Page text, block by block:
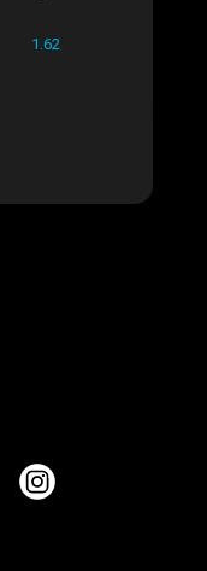
1.62
Instagram